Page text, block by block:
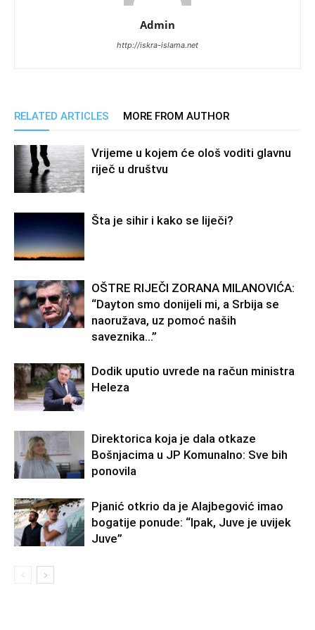
Admin
http://iskra-islama.net
RELATED ARTICLES MORE FROM AUTHOR
Vrijeme u kojem će ološ voditi glavnu
riječ u društvu
Šta je sihir i kako se liječi?
OŠTRE RIJEČI ZORANA MILANOVIĆA:
“Dayton smo donijeli mi, a Srbija se
naoružava, uz pomoć naših
saveznika…”
Dodik uputio uvrede na račun ministra
Heleza
Direktorica koja je dala otkaze
Bošnjacima u JP Komunalno: Sve bih
ponovila
Pjanić otkrio da je Alajbegović imao
bogatije ponude: “Ipak, Juve je uvijek
Juve”